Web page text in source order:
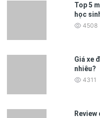
Top 5
học
4508
Giá xe
nhiêu?
4311